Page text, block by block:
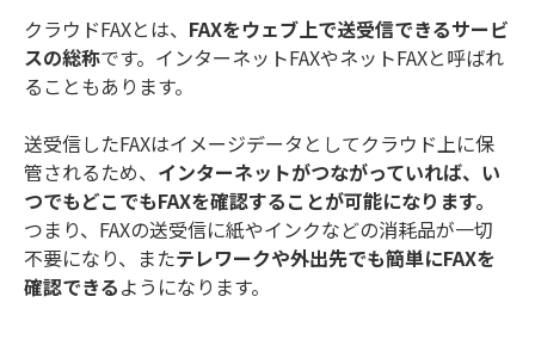
クラウドFAXとは、 FAXをウェブ上で送受信できるサービ
スの総称です。インターネットFAXやネットFAXと呼ばれ
ることもあります。
送受信したFAXはイメージデータとしてクラウド上に保
管されるため、 インターネットがつながっていれば、い
つでもどこでもFAXを確認することが可能になります。
つまり、FAXの送受信に紙やインクなどの消耗品が一切
不要になり、またテレワークや外出先でも簡単にFAXを
確認できるようになります。